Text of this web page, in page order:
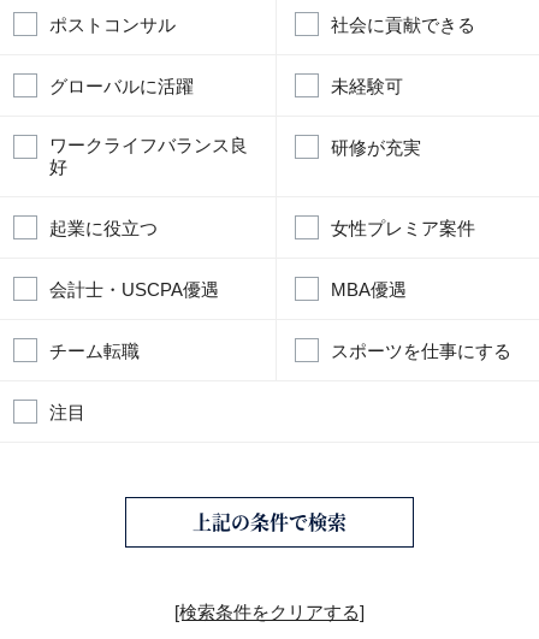
ポストコンサル 社会に貢献できる
グローバルに活躍 未経験可
ワークライフバランス良
好
研修が充実
起業に役立つ 女性プレミア案件
会計士・USCPA優遇 MBA優遇
チーム転職 スポーツを仕事にする
注目
上記の条件で検索
[検索条件をクリアする]